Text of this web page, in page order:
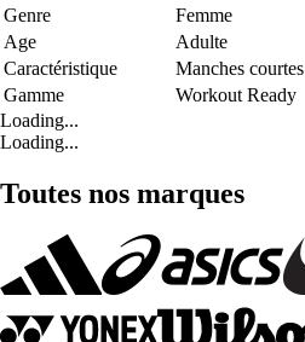
Genre
Femme
Age
Adulte
Caractéristique
Manches courtes
Gamme
Workout Ready
Loading...
Loading...
Toutes nos marques